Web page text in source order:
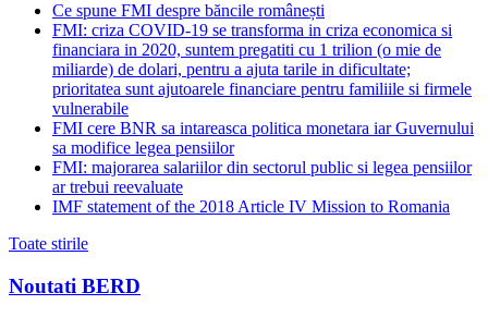
Ce spune FMI despre băncile românești
FMI: criza COVID-19 se transforma in criza economica si
financiara in 2020, suntem pregatiti cu 1 trilion (o mie de
miliarde) de dolari, pentru a ajuta tarile in dificultate;
prioritatea sunt ajutoarele financiare pentru familiile si firmele
vulnerabile
FMI cere BNR sa intareasca politica monetara iar Guvernului
sa modifice legea pensiilor
FMI: majorarea salariilor din sectorul public si legea pensiilor
ar trebui reevaluate
IMF statement of the 2018 Article IV Mission to Romania
Toate stirile
Noutati BERD